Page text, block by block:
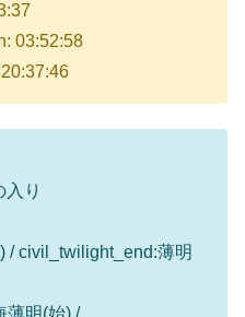
03:52:58
り
/ civil_twilight_end:薄明
薄明(始) /